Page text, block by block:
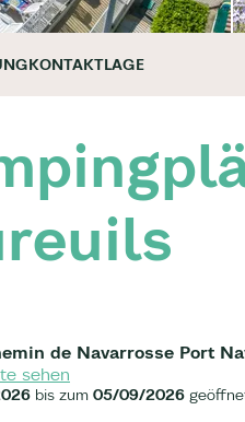
KONTAKTLAGE
de Navarrosse Port
sehen
bis zum 05/09/2026